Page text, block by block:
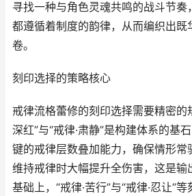
寻找一种与角色灵魂共鸣的战斗节奏
都遵循着制度的韵律，从而编织出既
卷。
刻印选择的策略核心
戒律流格蕾修的刻印选择需要精密的
深红”与“戒律·肃静”是构建体系的基
键的戒律层数叠加能力，确保情形常
维持戒律时大幅提升全伤害，这是输
基础上，“戒律·苦行”与“戒律·忍让”